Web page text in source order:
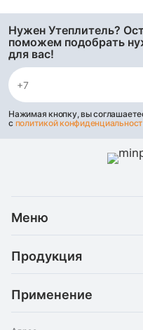
Нужен Утеплитель?
поможем подобрать
для вас!
Нажимая кнопку, вы
с политикой
Меню
Услуги
Доставка и оплата
О компании
Продукция
Базальтовая теплоизоляция
Применение